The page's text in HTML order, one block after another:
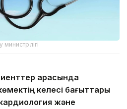
арасында
келесі бағыттары
және